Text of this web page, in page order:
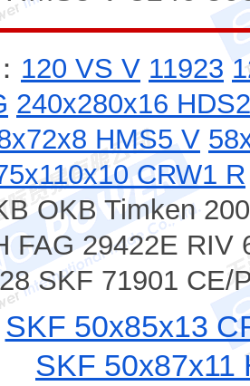
120 VS V 11923
240x280x16
HMS5 V
CRW1 R
OKB Timken
FAG 29422E RIV
SKF 71901 CE/
SKF 50x85x13
SKF 50x87x11